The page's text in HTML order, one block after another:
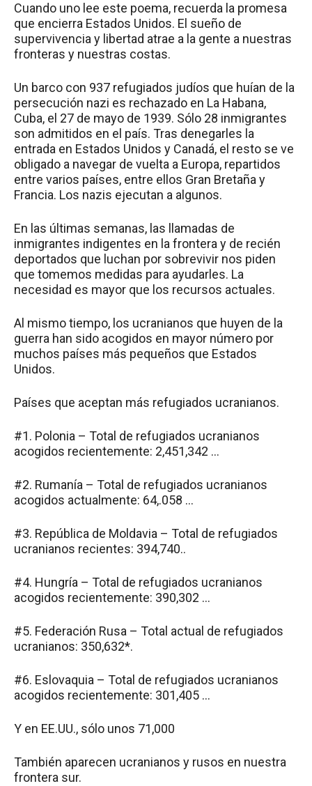
Cuando uno lee este poema, recuerda la promesa
que encierra Estados Unidos. El sueño de
supervivencia y libertad atrae a la gente a nuestras
fronteras y nuestras costas.
Un barco con 937 refugiados judíos que huían de la
persecución nazi es rechazado en La Habana,
Cuba, el 27 de mayo de 1939. Sólo 28 inmigrantes
son admitidos en el país. Tras denegarles la
entrada en Estados Unidos y Canadá, el resto se ve
obligado a navegar de vuelta a Europa, repartidos
entre varios países, entre ellos Gran Bretaña y
Francia. Los nazis ejecutan a algunos.
En las últimas semanas, las llamadas de
inmigrantes indigentes en la frontera y de recién
deportados que luchan por sobrevivir nos piden
que tomemos medidas para ayudarles. La
necesidad es mayor que los recursos actuales.
Al mismo tiempo, los ucranianos que huyen de la
guerra han sido acogidos en mayor número por
muchos países más pequeños que Estados
Unidos.
Países que aceptan más refugiados ucranianos.
#1. Polonia – Total de refugiados ucranianos
acogidos recientemente: 2,451,342 …
#2. Rumanía – Total de refugiados ucranianos
acogidos actualmente: 64,.058 …
#3. República de Moldavia – Total de refugiados
ucranianos recientes: 394,740..
#4. Hungría – Total de refugiados ucranianos
acogidos recientemente: 390,302 …
#5. Federación Rusa – Total actual de refugiados
ucranianos: 350,632*.
#6. Eslovaquia – Total de refugiados ucranianos
acogidos recientemente: 301,405 …
Y en EE.UU., sólo unos 71,000
También aparecen ucranianos y rusos en nuestra
frontera sur.